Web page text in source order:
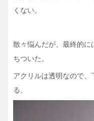
くない。
散々悩んだが、最終的に
ちついた。
アクリルは透明なので
る。